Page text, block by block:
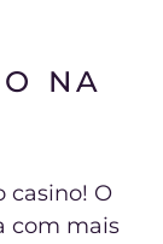
NA
casino! O
com mais